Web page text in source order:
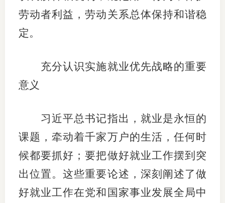
劳动者利益，劳动关系总体保持和谐稳
定。
充分认识实施就业优先战略的重要
意义
习近平总书记指出，就业是永恒的
课题，牵动着千家万户的生活，任何时
候都要抓好；要把做好就业工作摆到突
出位置。这些重要论述，深刻阐述了做
好就业工作在党和国家事业发展全局中